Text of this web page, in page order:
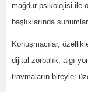
mağdur psikolojisi ile
başlıklarında sunumlar
Konuşmacılar,
dijital zorbalık, algı
travmaların bireyler